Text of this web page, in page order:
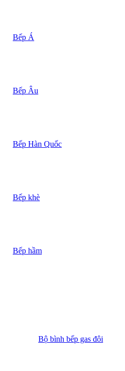
Bếp Á
Bếp Âu
Bếp Hàn Quốc
Bếp khè
Bếp hầm
Bộ bình bếp gas đôi